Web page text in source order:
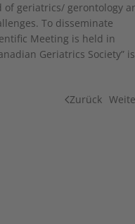
of geriatrics/ gerontology
To disseminate
Meeting is held in
Geriatrics Society” is
Zurück